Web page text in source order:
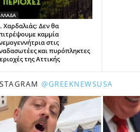
Χαρδαλιάς: Δεν θα
καμμία
στις
και πυρόπληκτες
της Αττικής
@GREEKNEWSUSA